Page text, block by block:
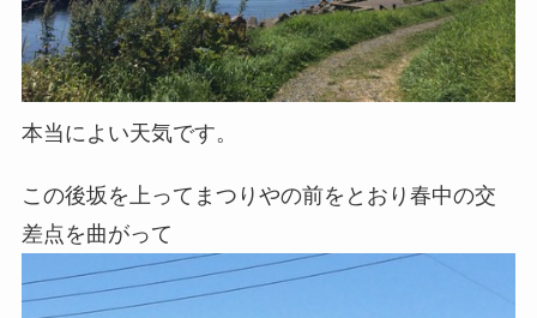
本当によい天気です。
この後坂を上ってまつりやの前をとおり春中の交
差点を曲がって